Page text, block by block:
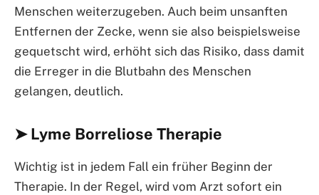
Menschen weiterzugeben. Auch beim unsanften
Entfernen der Zecke, wenn sie also beispielsweise
gequetscht wird, erhöht sich das Risiko, dass damit
die Erreger in die Blutbahn des Menschen
gelangen, deutlich.
➤ Lyme Borreliose Therapie
Wichtig ist in jedem Fall ein früher Beginn der
Therapie. In der Regel, wird vom Arzt sofort ein